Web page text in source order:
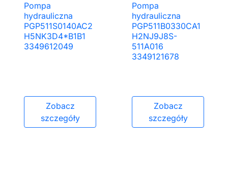
Pompa
hydrauliczna
PGP511S0140AC2
H5NK3D4*B1B1
3349612049
Zobacz
szczegóły
Pompa
hydrauliczna
PGP511B0330CA1
H2NJ9J8S-
511A016
3349121678
Zobacz
szczegóły